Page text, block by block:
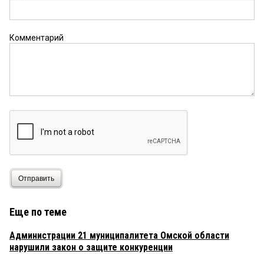
Комментарий
Отправить
Еще по теме
Администрации 21 муниципалитета Омской области
нарушили закон о защите конкуренции